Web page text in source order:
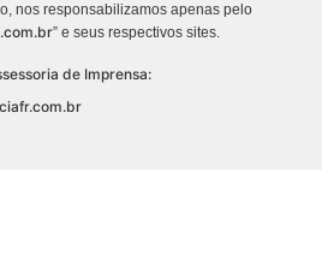
nos responsabilizamos apenas pelo
” e seus respectivos sites.
de Imprensa: